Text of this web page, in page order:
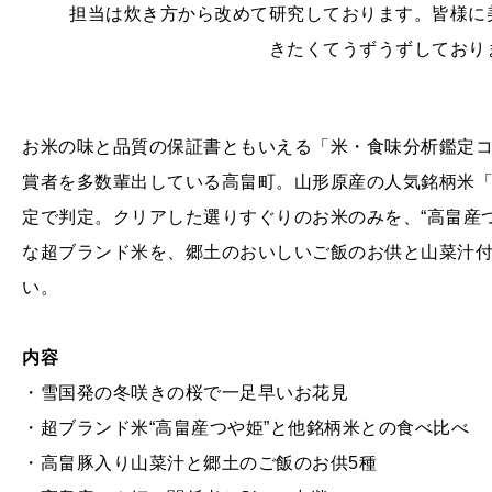
担当は炊き方から改めて研究しております。皆様
きたくてうずうずしており
お米の味と品質の保証書ともいえる「米・食味分析鑑定
賞者を多数輩出している高畠町。山形原産の人気銘柄米
定で判定。クリアした選りすぐりのお米のみを、“高畠
な超ブランド米を、郷土のおいしいご飯のお供と山菜汁
い。
内容
・雪国発の冬咲きの桜で一足早いお花見
・超ブランド米“高畠産つや姫”と他銘柄米との食べ比べ
・高畠豚入り山菜汁と郷土のご飯のお供5種